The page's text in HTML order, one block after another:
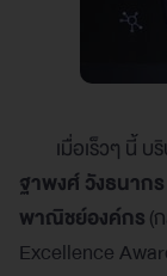
เมื่อเร็วๆ นี้ บ
ฐาพงศ์ วังธนาก
พาณิชย์องค์กร(
Excellence